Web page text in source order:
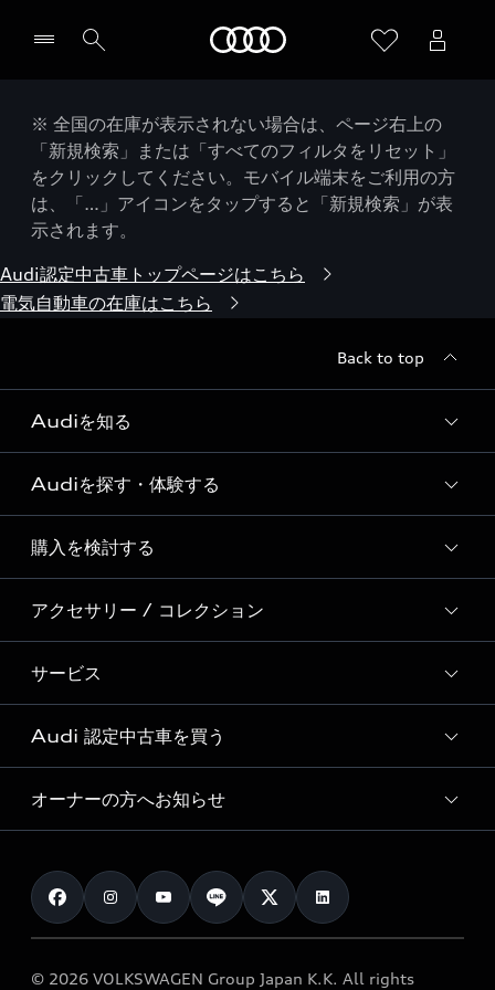
※ 全国の在庫が表示されない場合は、ページ右上の
「新規検索」または「すべてのフィルタをリセット」
をクリックしてください。モバイル端末をご利用の方
は、「…」アイコンをタップすると「新規検索」が表
示されます。
Audi認定中古車トップページはこちら
電気自動車の在庫はこちら
Back to top
Audiを知る
Audi ブランド
Story of Progress
Audi Sport
Formula 1®
デジタルサービス
Audiを探す・体験する
ディーラー検索
新車在庫検索
試乗車・展示車検索
見積り依頼
試乗予約
購入を検討する
モデル一覧
特別仕様モデル / 限定モデル
e-tronラインアップ
価格シミュレーション
車両比較
カタログ一覧
アクセサリー / コレクション
純正アクセサリー
オンラインショップ
Audi collection
アウディナビアプリ
サービス
サービス入庫予約
サービスプログラム
メンテナンス
車検 / 定期点検
e-tronアフターサポート
Audi 認定中古車を買う
Audi認定中古車
クオリティ
保証
メンテナンス
オーナーの方へお知らせ
お知らせ
オーナー様向けキャンペーン
© 2026 VOLKSWAGEN Group Japan K.K. All rights